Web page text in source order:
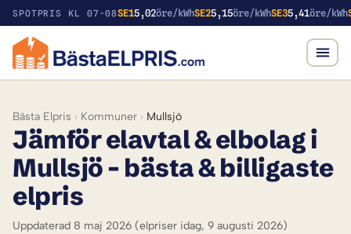
SPOTPRIS KL 07-08SE15,02öre/kWhSE25,15öre/kWhSE35,41öre/kWh
Bästa Elpris › Kommuner › Mullsjö
Jämför elavtal & elbolag i
Mullsjö – bästa & billigaste
elpris
Uppdaterad 8 maj 2026 (elpriser idag, 9 augusti 2026)